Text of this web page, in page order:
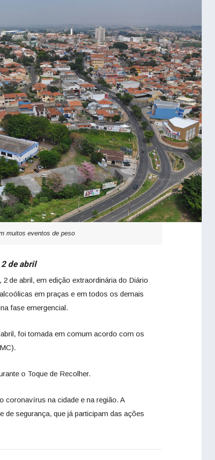
muitos eventos de peso
de abril
de abril, em edição extraordinária do Diário
em praças e em todos os demais
fase emergencial.
foi tomada em comum acordo com os
o Toque de Recolher.
coronavírus na cidade e na região. A
de segurança, que já participam das ações